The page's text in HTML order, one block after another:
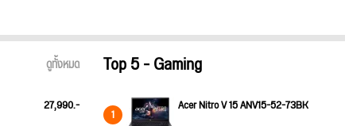
ดูทั้งหมด
27,990.-
Top 5 - Gaming
1 Acer Nitro V 15 ANV15-52-73BK